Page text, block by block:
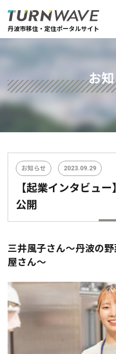
丹波市移住・定住ポータルサイト
お
お知らせ 2023.09.29
【起業インタビュ
公開
三井風子さん～丹波の
屋さん～